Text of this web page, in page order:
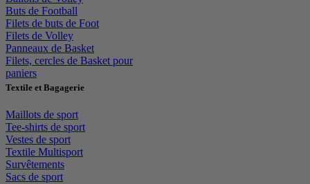
Buts de Football
Filets de buts de Foot
Filets de Volley
Panneaux de Basket
Filets, cercles de Basket pour
paniers
Textile et Bagagerie
Maillots de sport
Tee-shirts de sport
Vestes de sport
Textile Multisport
Survêtements
Sacs de sport